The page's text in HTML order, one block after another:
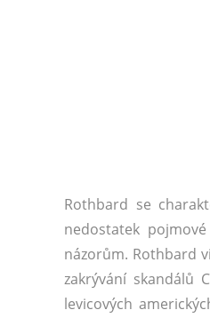
Rothbard se
nedostatek
názorům. Rothbard
zakrývání skandálů
levicových